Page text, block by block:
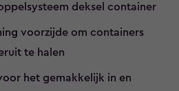
deksel container
voorzijde om containers
te halen
het gemakkelijk in en